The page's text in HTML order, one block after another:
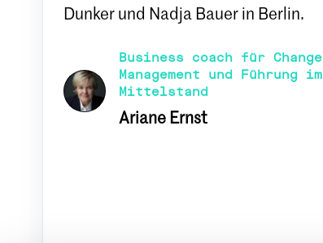
Dunker und Nadja Bauer in Berlin.
Business coach für Change
Management und Führung im
Mittelstand
Ariane Ernst